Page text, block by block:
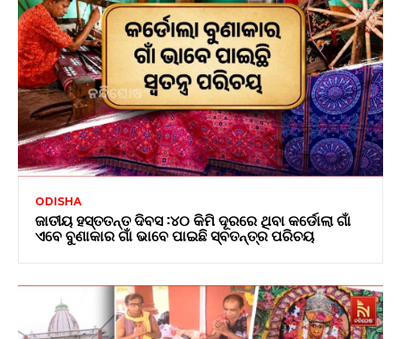
ODISHA
ଜାତୀୟ ହସ୍ତତନ୍ତ ଦିବସ :୪୦ କିମି ଦୂରରେ ଥିବା କର୍ଡୋଲା ଗାଁ
ଏବେ ବୁଣାକାର ଗାଁ ଭାବେ ପାଇଛି ସ୍ବତନ୍ତ୍ର ପରିଚୟ